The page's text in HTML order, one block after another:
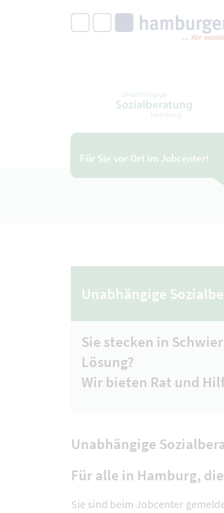
Unabhängige
Für Sie vor Ort im Jobcenter!
Unabhängige
Sie stecken in
Lösung?
Wir bieten Rat und
Unabhängige
Für alle in Hamburg,
Sie sind beim Jobcenter